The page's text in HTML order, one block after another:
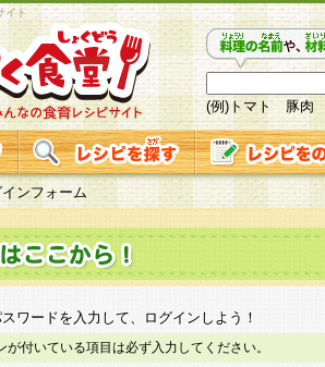
イト
(例)トマト 豚肉
ンフォーム
ワードを入力して、ログインしよう！
が付いている項目は必ず入力してください。